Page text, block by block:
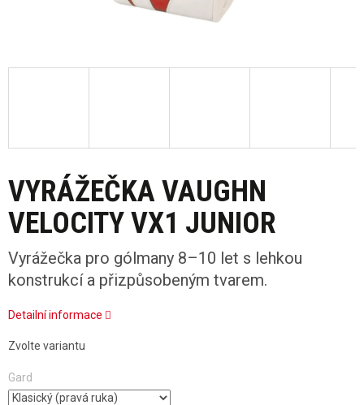
VYRÁŽEČKA VAUGHN
VELOCITY VX1 JUNIOR
Vyrážečka pro gólmany 8–10 let s lehkou
konstrukcí a přizpůsobeným tvarem.
Detailní informace
Zvolte variantu
Gard